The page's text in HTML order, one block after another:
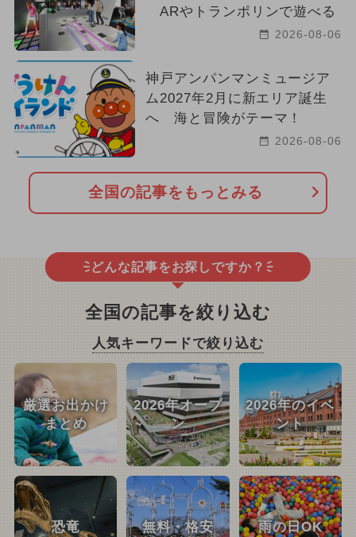
ARやトランポリンで遊べる
2026-08-06
神戸アンパンマンミュージア
ム2027年2月に新エリア誕生
へ 海と冒険がテーマ！
2026-08-06
全国の記事をもっとみる
どんな記事をお探しですか？
全国の記事を絞り込む
人気キーワードで絞り込む
厳選お出かけ
まとめ
2026年オープ
ン
2026年のイベ
ント
恐竜 無料・格安 雨の日OK